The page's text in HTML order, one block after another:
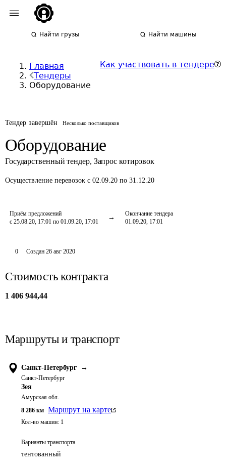
Найти грузы Найти машины
Главная
Тендеры
Оборудование
Как участвовать в тендере
Тендер завершён Несколько поставщиков
Оборудование
Государственный тендер, Запрос котировок
Осуществление перевозок с 02.09.20 по 31.12.20
Приём предложений
с 25.08.20, 17:01 по 01.09.20, 17:01
Окончание тендера
01.09.20, 17:01
0 Создан 26 авг 2020
Стоимость контракта
1 406 944,44
Маршруты и транспорт
Санкт-Петербург →
Санкт-Петербург
Зея
Амурская обл.
8 286 км Маршрут на карте
Кол-во машин: 1
Варианты транспорта
тентованный